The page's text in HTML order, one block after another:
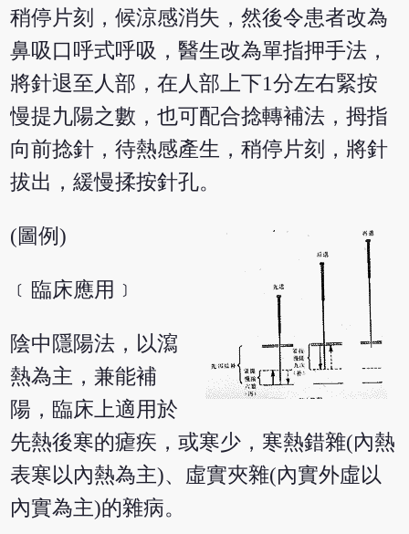
稍停片刻，候涼感消失，然後令患者改為
鼻吸口呼式呼吸，醫生改為單指押手法，
將針退至人部，在人部上下1分左右緊按
慢提九陽之數，也可配合捻轉補法，拇指
向前捻針，待熱感產生，稍停片刻，將針
拔出，緩慢揉按針孔。
(圖例)
﹝臨床應用﹞
陰中隱陽法，以瀉
熱為主，兼能補
陽，臨床上適用於
先熱後寒的瘧疾，或寒少，寒熱錯雜(內熱
表寒以內熱為主)、虛實夾雜(內實外虛以
內實為主)的雜病。